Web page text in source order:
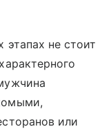
этапах не стоит
или